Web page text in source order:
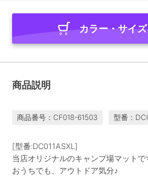
カラー・サイ
商品説明
商品番号：CF018-61503 型番：
[型番:DC011ASXL]
当店オリジナルのキャンプ場マットで
おうちでも、アウトドア気分♪